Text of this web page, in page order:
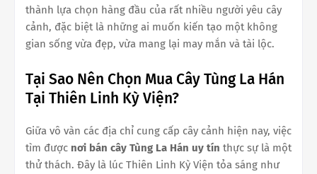
thành lựa chọn hàng đầu của rất nhiều người yêu cây
cảnh, đặc biệt là những ai muốn kiến tạo một không
gian sống vừa đẹp, vừa mang lại may mắn và tài lộc.
Tại Sao Nên Chọn Mua Cây Tùng La Hán
Tại Thiên Linh Kỳ Viện?
Giữa vô vàn các địa chỉ cung cấp cây cảnh hiện nay, việc
tìm được nơi bán cây Tùng La Hán uy tín thực sự là một
thử thách. Đây là lúc Thiên Linh Kỳ Viện tỏa sáng như